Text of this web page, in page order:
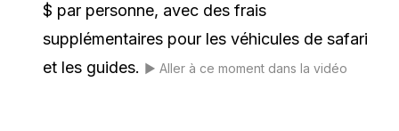
$ par personne, avec des frais
supplémentaires pour les véhicules de safari
et les guides. ▶️ Aller à ce moment dans la vidéo